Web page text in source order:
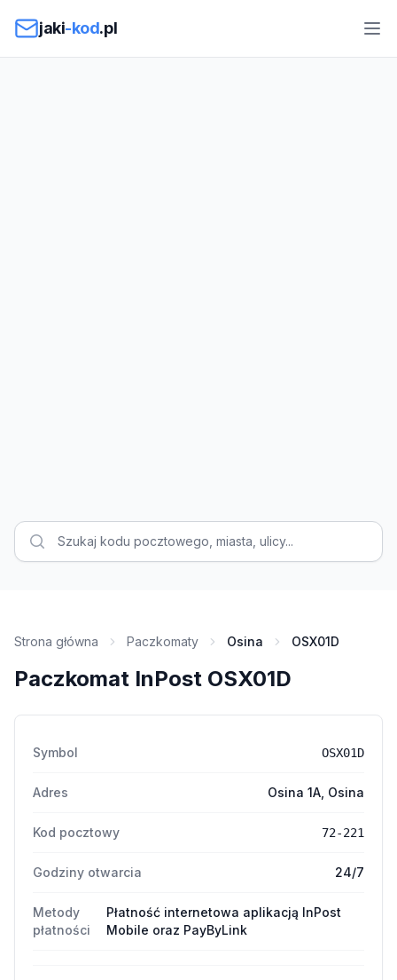
jaki-kod.pl
Strona główna Paczkomaty Osina OSX01D
Paczkomat InPost OSX01D
Symbol OSX01D
Adres Osina 1A, Osina
Kod pocztowy 72-221
Godziny otwarcia 24/7
Metody
płatności
Płatność internetowa aplikacją InPost
Mobile oraz PayByLink